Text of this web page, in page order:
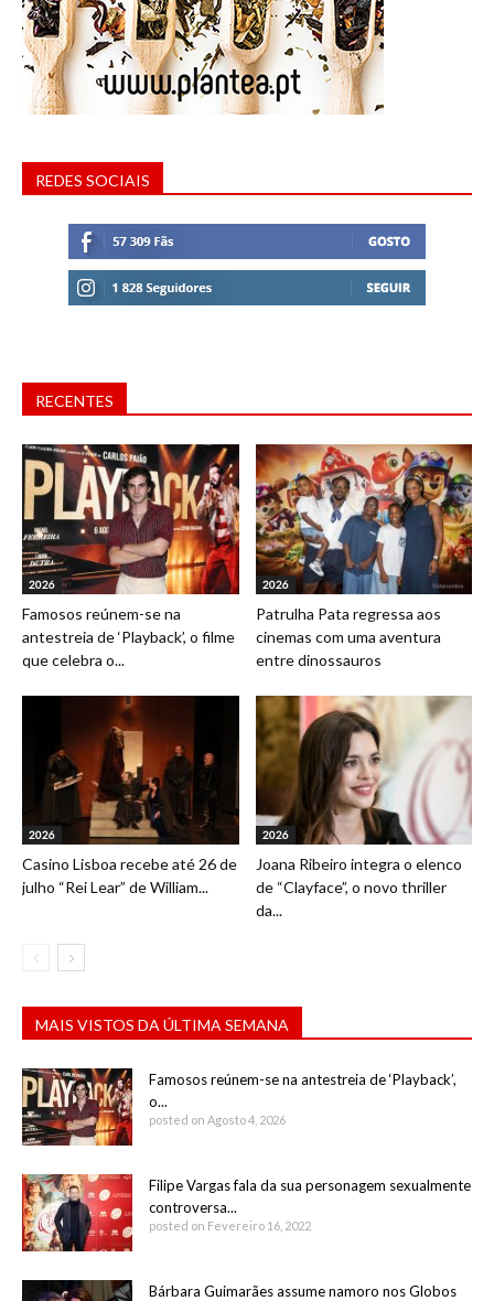
REDES SOCIAIS
RECENTES
2026
Famosos reúnem-se na
antestreia de ‘Playback’, o filme
que celebra o...
2026
Patrulha Pata regressa aos
cinemas com uma aventura
entre dinossauros
2026
Casino Lisboa recebe até 26 de
julho “Rei Lear” de William...
2026
Joana Ribeiro integra o elenco
de “Clayface”, o novo thriller
da...
MAIS VISTOS DA ÚLTIMA SEMANA
Famosos reúnem-se na antestreia de ‘Playback’,
o...
posted on Agosto 4, 2026
Filipe Vargas fala da sua personagem sexualmente
controversa...
posted on Fevereiro 16, 2022
Bárbara Guimarães assume namoro nos Globos